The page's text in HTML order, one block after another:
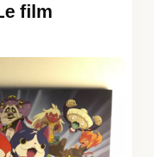
film